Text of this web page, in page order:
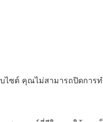
ซต์ คุณไม่สามารถปิดการ